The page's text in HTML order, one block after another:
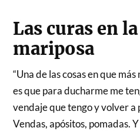
Las curas en
mariposa
“Una de las cosas en que
es que para ducharme me
vendaje que tengo y volver a
Vendas, apósitos, pomadas.